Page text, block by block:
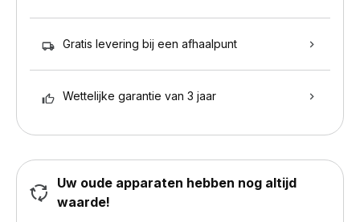
Gratis levering bij een afhaalpunt
Wettelijke garantie van 3 jaar
Uw oude apparaten hebben nog altijd
waarde!